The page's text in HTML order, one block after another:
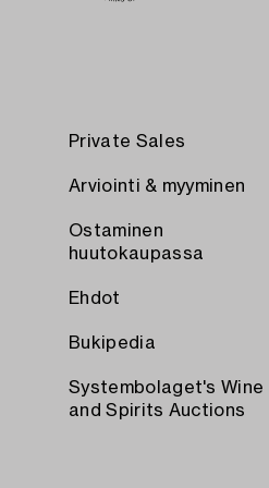
Private Sales
Arviointi & myyminen
Ostaminen
huutokaupassa
Ehdot
Bukipedia
Systembolaget's Wine
and Spirits Auctions